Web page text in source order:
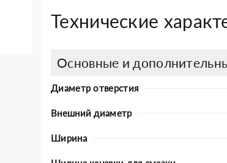
Технические
Основные и
Диаметр отверстия
Внешний диаметр
Ширина